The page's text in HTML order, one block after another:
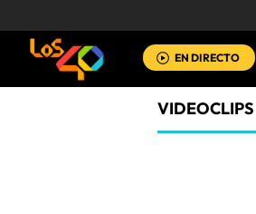
EN DIRECTO
VIDEOCLIPS